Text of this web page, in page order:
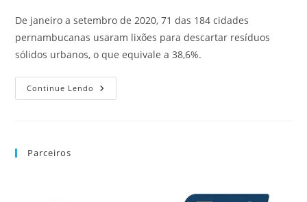
De janeiro a setembro de 2020, 71 das 184 cidades
pernambucanas usaram lixões para descartar resíduos
sólidos urbanos, o que equivale a 38,6%.
Continue Lendo
Parceiros